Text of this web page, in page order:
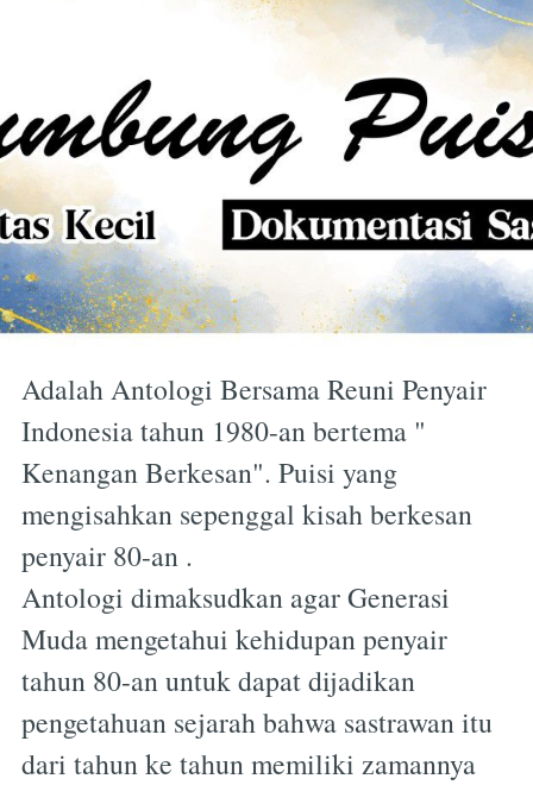
Adalah Antologi Bersama Reuni Penyair
Indonesia tahun 1980-an bertema "
Kenangan Berkesan". Puisi yang
mengisahkan sepenggal kisah berkesan
penyair 80-an .
Antologi dimaksudkan agar Generasi
Muda mengetahui kehidupan penyair
tahun 80-an untuk dapat dijadikan
pengetahuan sejarah bahwa sastrawan itu
dari tahun ke tahun memiliki zamannya